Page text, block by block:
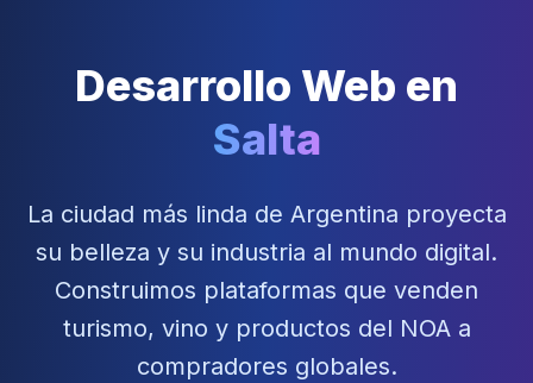
Desarrollo Web en
Salta
La ciudad más linda de Argentina proyecta
su belleza y su industria al mundo digital.
Construimos plataformas que venden
turismo, vino y productos del NOA a
compradores globales.